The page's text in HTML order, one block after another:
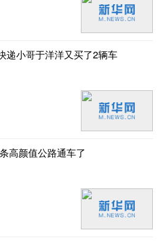
递小哥于洋洋又买了2辆车
高颜值公路通车了